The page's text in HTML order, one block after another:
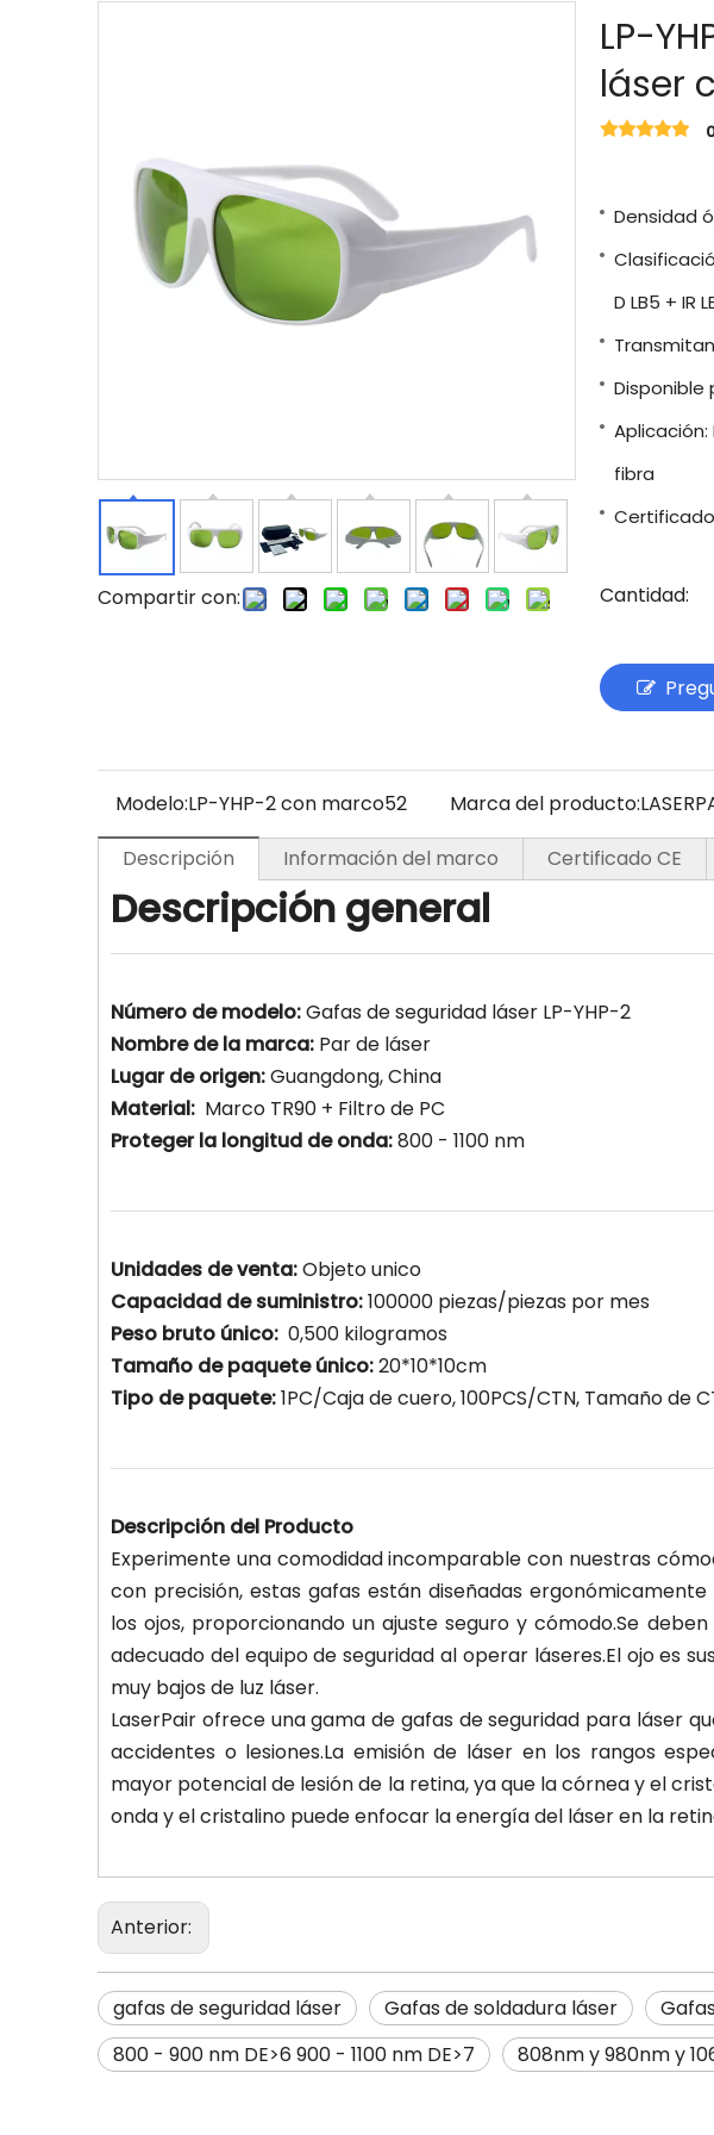
Compartir con:
LP-
láser
Densidad
D LB5 + IR
Disponible
Aplicación:
fibra
Certificado
Cantidad:
Modelo:LP-YHP-2 con marco52 Marca del producto:
Descripción
Información del marco Certificado CE
Descripción general
Número de modelo:Gafas de seguridad láser LP-YHP-2
Nombre de la marca: Par de láser
Lugar de origen:Guangdong, China
Material: Marco TR90 + Filtro de PC
Proteger la longitud de onda:800 - 1100 nm
Unidades de venta:Objeto unico
Capacidad de suministro:100000 piezas/piezas por mes
Peso bruto único: 0,500 kilogramos
Tamaño de paquete único:20*10*10cm
Tipo de paquete:1PC/Caja de cuero, 100PCS/CTN, Tamaño de
Descripción del Producto
Experimente una comodidad incomparable con nuestras
con precisión, estas gafas están diseñadas
los ojos, proporcionando un ajuste seguro y cómodo.Se
adecuado del equipo de seguridad al operar láseres.El ojo es
muy bajos de luz láser.
LaserPair ofrece una gama de gafas de seguridad para láser
accidentes o lesiones.La emisión de láser en los rangos
mayor potencial de lesión de la retina, ya que la córnea y el
onda y el cristalino puede enfocar la energía del láser en la
Anterior:
gafas de seguridad láser Gafas de soldadura láser
800 - 900 nm DE>6 900 - 1100 nm DE>7
808nm y 980nm y